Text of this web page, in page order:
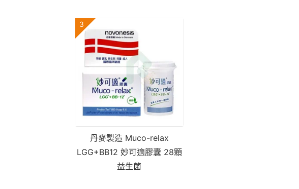
3
丹麥製造 Muco-relax
LGG+BB12 妙可適膠囊 28顆
益生菌